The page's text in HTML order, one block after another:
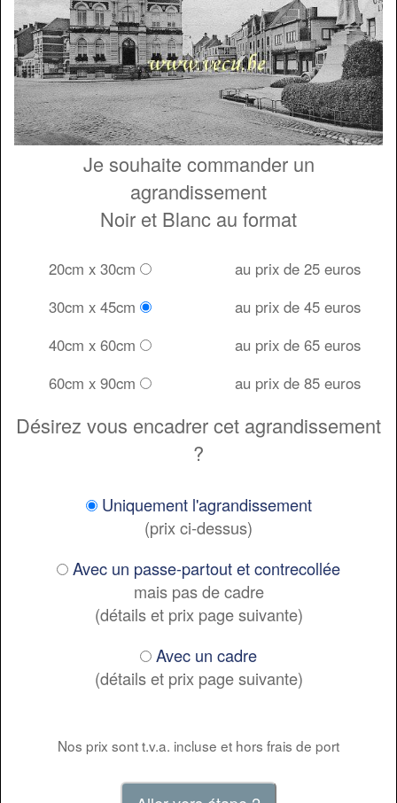
Je souhaite commander un
agrandissement
Noir et Blanc au format
20cm x 30cm
au prix de 25 euros
30cm x 45cm
au prix de 45 euros
40cm x 60cm
au prix de 65 euros
60cm x 90cm
au prix de 85 euros
Désirez vous encadrer cet agrandissement
?
Uniquement l'agrandissement
(prix ci-dessus)
Avec un passe-partout et contrecollée
mais pas de cadre
(détails et prix page suivante)
Avec un cadre
(détails et prix page suivante)
Nos prix sont t.v.a. incluse et hors frais de port